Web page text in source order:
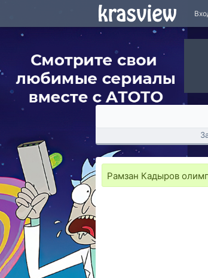
Рамзан Кадыров